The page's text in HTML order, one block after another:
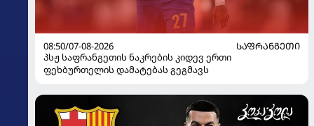
08:50/07-08-2026
ᲡᲐᲤᲠᲐᲜᲒᲔᲗᲘ
პსჟ საფრანგეთის ნაკრების კიდევ ერთი
ფეხბურთელის დამატებას გეგმავს